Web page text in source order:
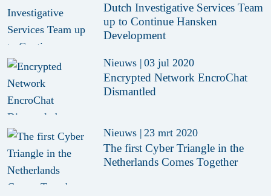
Dutch Investigative Services Team
up to Continue Hansken
Development
Nieuws | 03 jul 2020
Encrypted Network EncroChat
Dismantled
Nieuws | 23 mrt 2020
The first Cyber Triangle in the
Netherlands Comes Together